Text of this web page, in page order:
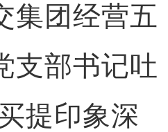
集团经营五
支部书记吐
提印象深